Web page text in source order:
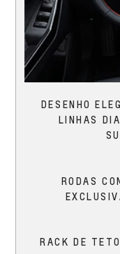
DESENHO
LINHAS
RODAS
RACK DE